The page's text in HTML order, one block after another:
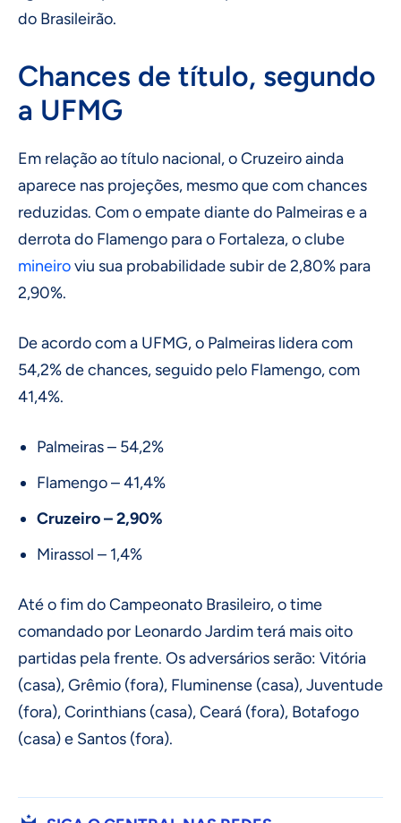
do Brasileirão.
Chances de título, segundo
a UFMG
Em relação ao título nacional, o Cruzeiro ainda
aparece nas projeções, mesmo que com chances
reduzidas. Com o empate diante do Palmeiras e a
derrota do Flamengo para o Fortaleza, o clube
mineiroviu sua probabilidade subir de 2,80% para
2,90%.
De acordo com a UFMG, o Palmeiras lidera com
54,2% de chances, seguido pelo Flamengo, com
41,4%.
Palmeiras – 54,2%
Flamengo – 41,4%
Cruzeiro – 2,90%
Mirassol – 1,4%
Até o fim do Campeonato Brasileiro, o time
comandado por Leonardo Jardim terá mais oito
partidas pela frente. Os adversários serão: Vitória
(casa), Grêmio (fora), Fluminense (casa), Juventude
(fora), Corinthians (casa), Ceará (fora), Botafogo
(casa) e Santos (fora).